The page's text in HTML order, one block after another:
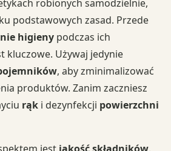
robionych samodzielnie,
podstawowych zasad. Przede
higieny podczas ich
kluczowe. Używaj jedynie
, aby zminimalizować
produktów. Zanim zaczniesz
rąk i dezynfekcji powierzchni